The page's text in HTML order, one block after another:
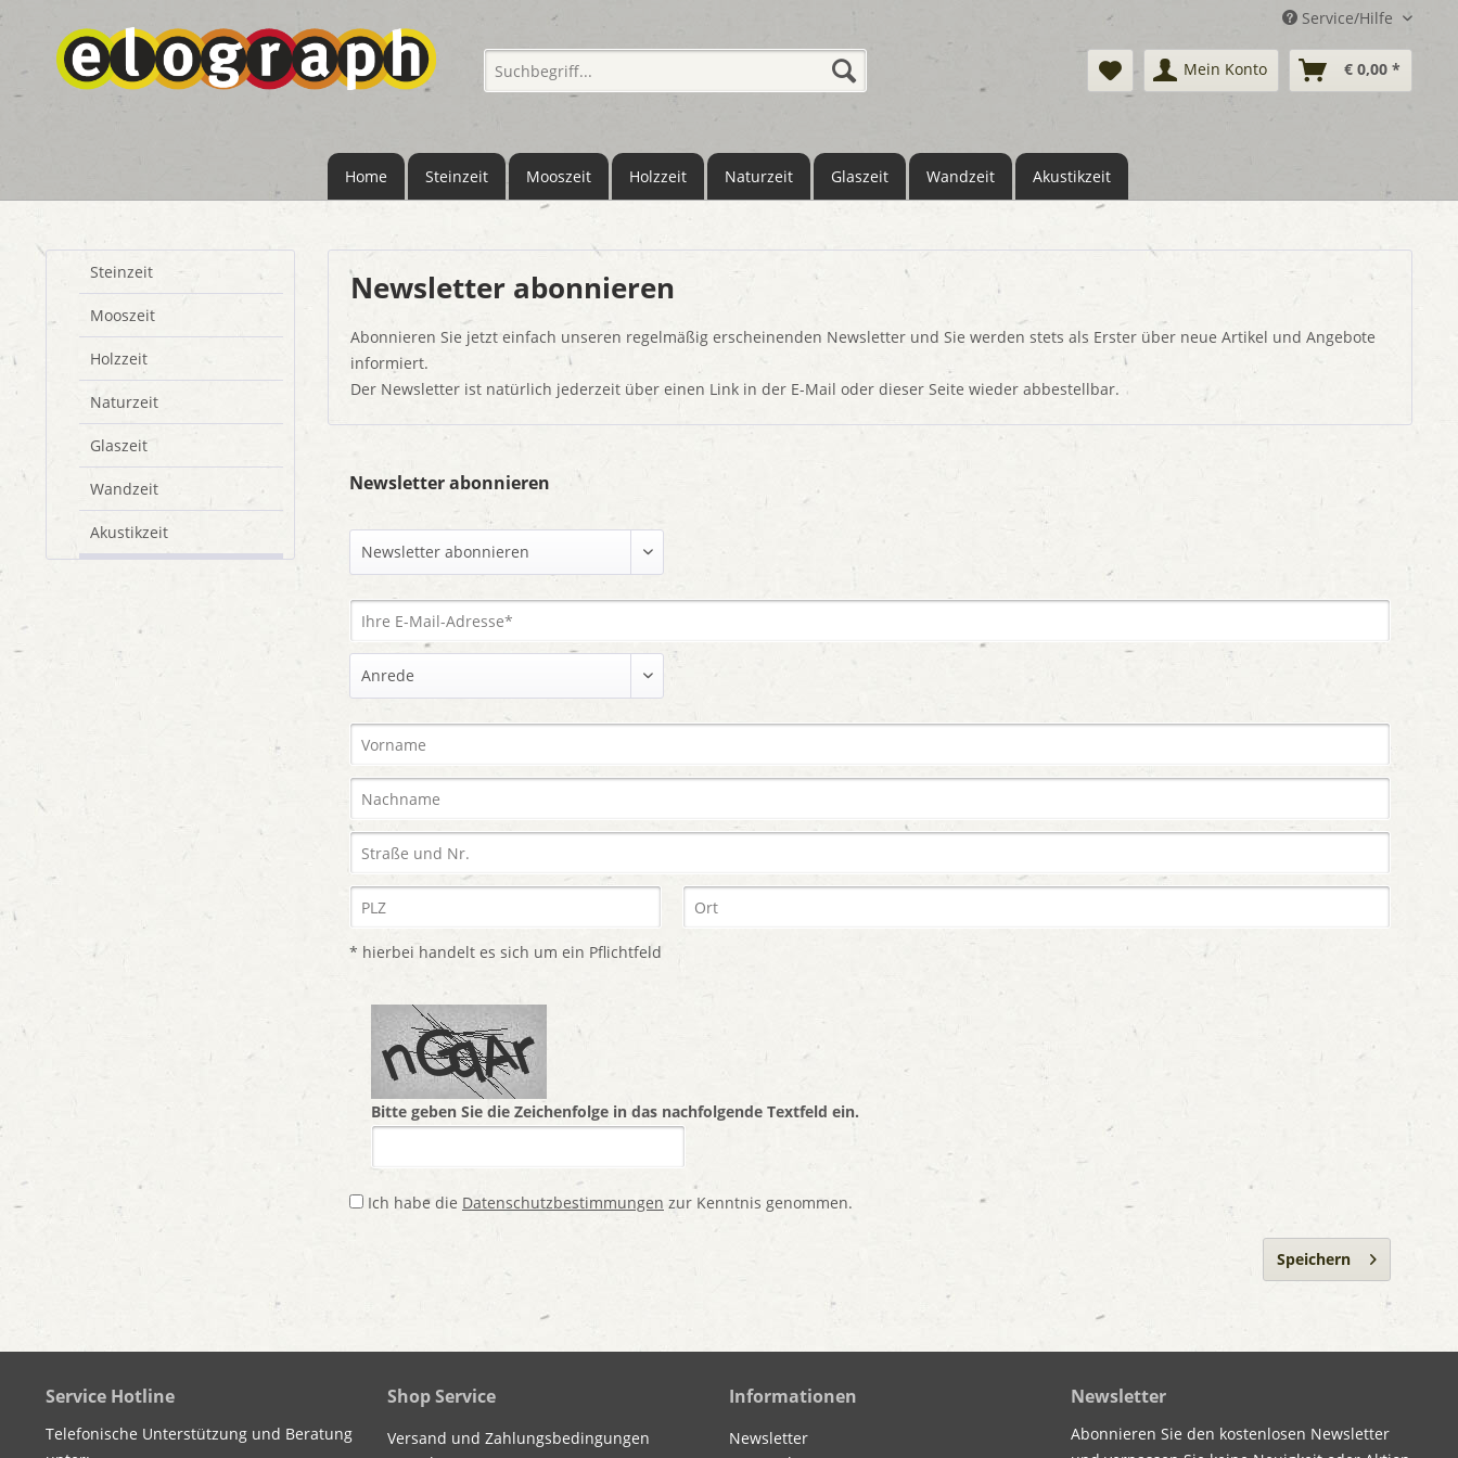
Service/Hilfe
Mein Konto € 0,00 *
Home Steinzeit Mooszeit Holzzeit Naturzeit Glaszeit Wandzeit Akustikzeit
Steinzeit
Mooszeit
Holzzeit
Naturzeit
Glaszeit
Wandzeit
Akustikzeit
Newsletter abonnieren
Abonnieren Sie jetzt einfach unseren regelmäßig erscheinenden Newsletter und Sie werden stets als Erster über neue Artikel und Angebote
informiert.
Der Newsletter ist natürlich jederzeit über einen Link in der E-Mail oder dieser Seite wieder abbestellbar.
Newsletter abonnieren
* hierbei handelt es sich um ein Pflichtfeld
Bitte geben Sie die Zeichenfolge in das nachfolgende Textfeld ein.
Ich habe die Datenschutzbestimmungen zur Kenntnis genommen.
Speichern
Service Hotline
Telefonische Unterstützung und Beratung
Shop Service
Versand und Zahlungsbedingungen
Informationen
Newsletter
Newsletter
Abonnieren Sie den kostenlosen Newsletter